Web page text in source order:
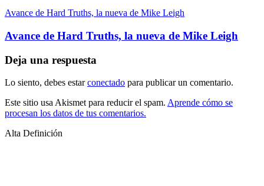
Avance de Hard Truths, la nueva de Mike Leigh
Avance de Hard Truths, la nueva de Mike Leigh
Deja una respuesta
Lo siento, debes estarconectado para publicar un comentario.
Este sitio usa Akismet para reducir el spam. Aprende cómo se
procesan los datos de tus comentarios.
Alta Definición